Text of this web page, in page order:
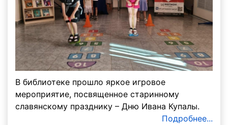
В библиотеке прошло яркое игровое
мероприятие, посвященное старинному
славянскому празднику – Дню Ивана Купалы.
Подробнее...